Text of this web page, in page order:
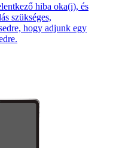
hiba oka(i), és
szükséges,
hogy adjunk egy